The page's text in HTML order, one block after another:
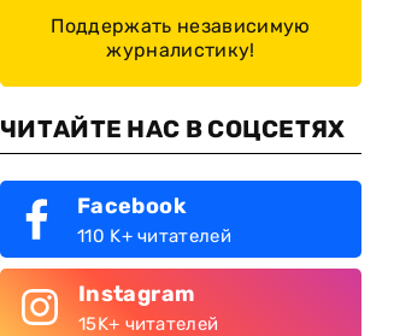
Поддержать независимую
журналистику!
ЧИТАЙТЕ НАС В СОЦСЕТЯХ
Facebook
110 K+ читателей
Instagram
15K+ читателей